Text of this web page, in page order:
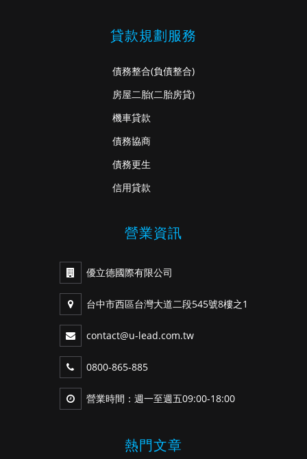
貸款規劃服務
債務整合(負債整合)
房屋二胎(二胎房貸)
機車貸款
債務協商
債務更生
信用貸款
營業資訊
優立德國際有限公司
台中市西區台灣大道二段545號8樓之1
contact@u-lead.com.tw
0800-865-885
營業時間：週一至週五09:00-18:00
熱門文章